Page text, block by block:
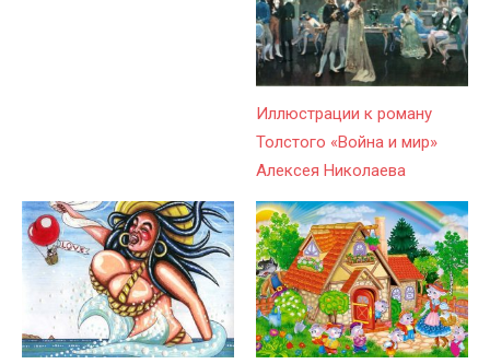
Иллюстрации к роману
Толстого «Война и мир»
Алексея Николаева